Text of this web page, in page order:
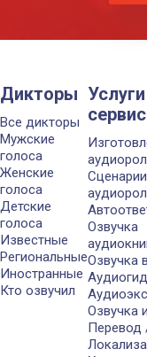
Дикторы
Все дикторы
Мужские
голоса
Женские
голоса
Детские
голоса
Известные
Региональные
Иностранные
Кто озвучил
Сценарии
Озвучка
Озвучка
Озвучка
Перевод